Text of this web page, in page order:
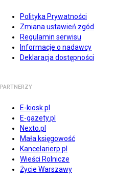
Polityka Prywatności
Zmiana ustawień zgód
Regulamin serwisu
Informacje o nadawcy
Deklaracja dostępności
PARTNERZY
E-kiosk.pl
E-gazety.pl
Nexto.pl
Mała księgowość
Kancelarierp.pl
Wieści Rolnicze
Życie Warszawy